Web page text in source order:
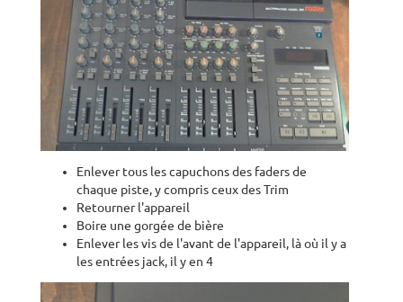
Enlever tous les capuchons des faders de
chaque piste, y compris ceux des Trim
Retourner l'appareil
Boire une gorgée de bière
Enlever les vis de l'avant de l'appareil, là où il y a
les entrées jack, il y en 4